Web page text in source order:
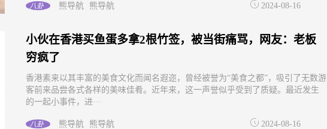
八卦 熊导航 熊导航 2024-08-16
小伙在香港买鱼蛋多拿2根竹签，被当街痛骂，网友：老板
穷疯了
香港素来以其丰富的美食文化而闻名遐迩，曾经被誉为“美食之都”，吸引了无数游
客前来品尝各式各样的美味佳肴。近年来，这一声誉似乎受到了质疑。最近发生
的一起小事件，进···
八卦 熊导航 熊导航 2024-08-16